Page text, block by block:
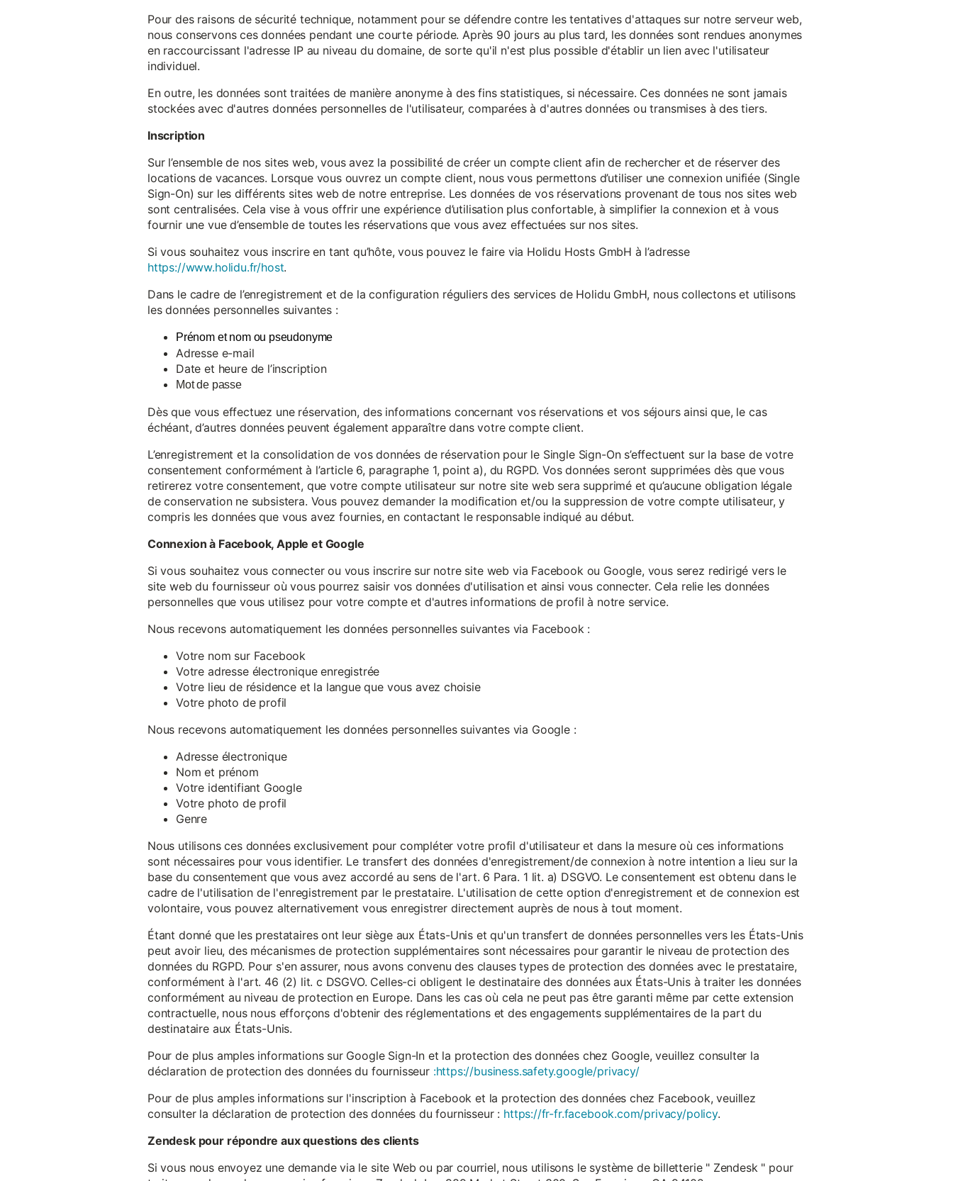
Pour des raisons de sécurité technique, notamment pour se défendre contre les tentatives d'attaques sur notre serveur web,
nous conservons ces données pendant une courte période. Après 90 jours au plus tard, les données sont rendues anonymes
en raccourcissant l'adresse IP au niveau du domaine, de sorte qu'il n'est plus possible d'établir un lien avec l'utilisateur
individuel.
En outre, les données sont traitées de manière anonyme à des fins statistiques, si nécessaire. Ces données ne sont jamais
stockées avec d'autres données personnelles de l'utilisateur, comparées à d'autres données ou transmises à des tiers.
Inscription
Sur l’ensemble de nos sites web, vous avez la possibilité de créer un compte client afin de rechercher et de réserver des
locations de vacances. Lorsque vous ouvrez un compte client, nous vous permettons d’utiliser une connexion unifiée (Single
Sign-On) sur les différents sites web de notre entreprise. Les données de vos réservations provenant de tous nos sites web
sont centralisées. Cela vise à vous offrir une expérience d’utilisation plus confortable, à simplifier la connexion et à vous
fournir une vue d’ensemble de toutes les réservations que vous avez effectuées sur nos sites.
Si vous souhaitez vous inscrire en tant qu’hôte, vous pouvez le faire via Holidu Hosts GmbH à l’adresse
https://www.holidu.fr/host.
Dans le cadre de l’enregistrement et de la configuration réguliers des services de Holidu GmbH, nous collectons et utilisons
les données personnelles suivantes :
Prénom et nom ou pseudonyme
Adresse e-mail
Date et heure de l’inscription
Mot de passe
Dès que vous effectuez une réservation, des informations concernant vos réservations et vos séjours ainsi que, le cas
échéant, d’autres données peuvent également apparaître dans votre compte client.
L’enregistrement et la consolidation de vos données de réservation pour le Single Sign-On s’effectuent sur la base de votre
consentement conformément à l’article 6, paragraphe 1, point a), du RGPD. Vos données seront supprimées dès que vous
retirerez votre consentement, que votre compte utilisateur sur notre site web sera supprimé et qu’aucune obligation légale
de conservation ne subsistera. Vous pouvez demander la modification et/ou la suppression de votre compte utilisateur, y
compris les données que vous avez fournies, en contactant le responsable indiqué au début.
Connexion à Facebook, Apple et Google
Si vous souhaitez vous connecter ou vous inscrire sur notre site web via Facebook ou Google, vous serez redirigé vers le
site web du fournisseur où vous pourrez saisir vos données d'utilisation et ainsi vous connecter. Cela relie les données
personnelles que vous utilisez pour votre compte et d'autres informations de profil à notre service.
Nous recevons automatiquement les données personnelles suivantes via Facebook :
Votre nom sur Facebook
Votre adresse électronique enregistrée
Votre lieu de résidence et la langue que vous avez choisie
Votre photo de profil
Nous recevons automatiquement les données personnelles suivantes via Google :
Adresse électronique
Nom et prénom
Votre identifiant Google
Votre photo de profil
Genre
Nous utilisons ces données exclusivement pour compléter votre profil d'utilisateur et dans la mesure où ces informations
sont nécessaires pour vous identifier. Le transfert des données d'enregistrement/de connexion à notre intention a lieu sur la
base du consentement que vous avez accordé au sens de l'art. 6 Para. 1 lit. a) DSGVO. Le consentement est obtenu dans le
cadre de l'utilisation de l'enregistrement par le prestataire. L'utilisation de cette option d'enregistrement et de connexion est
volontaire, vous pouvez alternativement vous enregistrer directement auprès de nous à tout moment.
Étant donné que les prestataires ont leur siège aux États-Unis et qu'un transfert de données personnelles vers les États-Unis
peut avoir lieu, des mécanismes de protection supplémentaires sont nécessaires pour garantir le niveau de protection des
données du RGPD. Pour s'en assurer, nous avons convenu des clauses types de protection des données avec le prestataire,
conformément à l'art. 46 (2) lit. c DSGVO. Celles-ci obligent le destinataire des données aux États-Unis à traiter les données
conformément au niveau de protection en Europe. Dans les cas où cela ne peut pas être garanti même par cette extension
contractuelle, nous nous efforçons d'obtenir des réglementations et des engagements supplémentaires de la part du
destinataire aux États-Unis.
Pour de plus amples informations sur Google Sign-In et la protection des données chez Google, veuillez consulter la
déclaration de protection des données du fournisseur :https://business.safety.google/privacy/
Pour de plus amples informations sur l'inscription à Facebook et la protection des données chez Facebook, veuillez
consulter la déclaration de protection des données du fournisseur : https://fr-fr.facebook.com/privacy/policy.
Zendesk pour répondre aux questions des clients
Si vous nous envoyez une demande via le site Web ou par courriel, nous utilisons le système de billetterie " Zendesk " pour